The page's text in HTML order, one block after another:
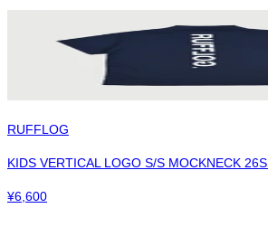
RUFFLOG
KIDS VERTICAL LOGO S/S MOCKNECK
¥6,600